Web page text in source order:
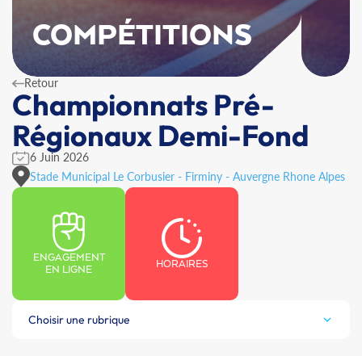
COMPÉTITIONS
Retour
Championnats Pré-
Régionaux Demi-Fond
6 Juin 2026
Stade Municipal Le Corbusier - Firminy - Auvergne Rhone Alpes
ENGAGEMENT
EN LIGNE
HORAIRES
Choisir une rubrique